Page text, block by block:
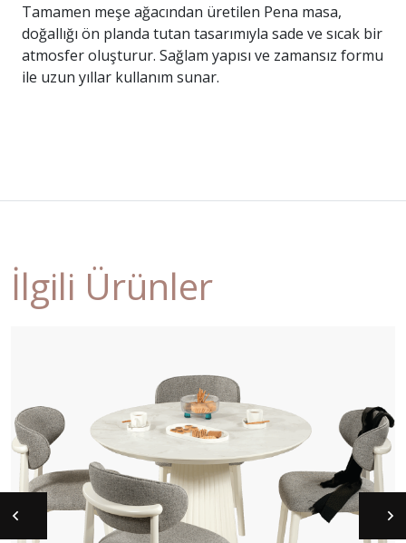
Tamamen meşe ağacından üretilen Pena masa,
doğallığı ön planda tutan tasarımıyla sade ve sıcak bir
atmosfer oluşturur. Sağlam yapısı ve zamansız formu
ile uzun yıllar kullanım sunar.
İlgili Ürünler